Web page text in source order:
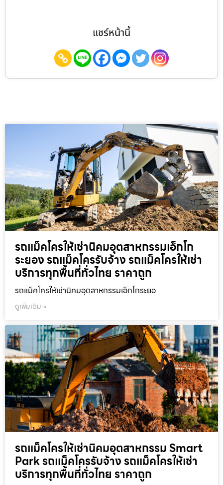
แชร์หน้านี้
รถแม็คโครให้เช่านิคมอุตสาหกรรมเอ็กโก
ระยอง รถแม็คโครรับจ้าง รถแม็คโครให้เช่า
บริการทุกพื้นที่ทั่วไทย ราคาถูก
รถแม็คโครให้เช่านิคมอุตสาหกรรมเอ็กโกระยอ
ดูเพิ่มเติม »
รถแม็คโครให้เช่านิคมอุตสาหกรรม Smart
Park รถแม็คโครรับจ้าง รถแม็คโครให้เช่า
บริการทุกพื้นที่ทั่วไทย ราคาถูก